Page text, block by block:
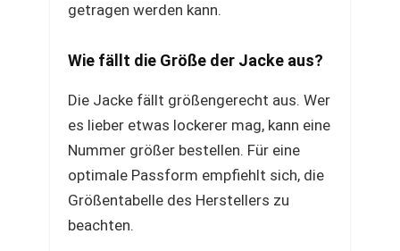
getragen werden kann.
Wie fällt die Größe der Jacke aus?
Die Jacke fällt größengerecht aus. Wer
es lieber etwas lockerer mag, kann eine
Nummer größer bestellen. Für eine
optimale Passform empfiehlt sich, die
Größentabelle des Herstellers zu
beachten.